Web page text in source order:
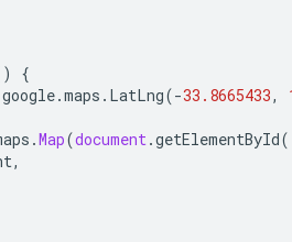
{
google.maps . LatLng(-33.8665433,
.Map(document.getElementById(
,